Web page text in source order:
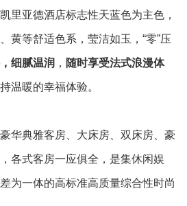
里亚德酒店标志性天蓝色为主色，
黄等舒适色系，莹洁如玉，“零”压
细腻温润 ， 随时享受法式浪漫体
温暖的幸福体验。
华典雅客房、大床房、双床房、豪
各式客房一应俱全，是集休闲娱
为一体的高标准高质量综合性时尚